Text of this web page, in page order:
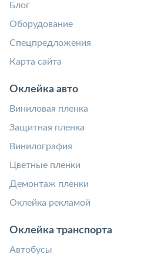
Блог
Оборудование
Спецпредложения
Карта сайта
Оклейка авто
Виниловая пленка
Защитная пленка
Винилография
Цветные пленки
Демонтаж пленки
Оклейка рекламой
Оклейка транспорта
Автобусы